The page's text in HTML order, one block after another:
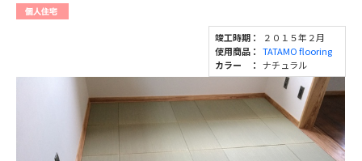
竣工時期：
２０１５年２月
使用商品： TATAMO flooring
カラー ： ナチュラル